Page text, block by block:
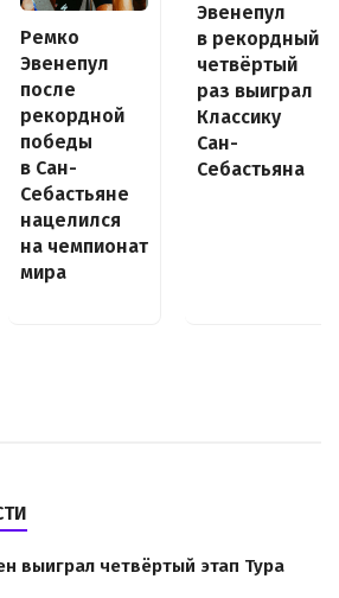
Ремко
Эвенепул
после
рекордной
победы
в Сан-
Себастьяне
нацелился
на чемпионат
мира
Эвенепул
в рекордный
четвёртый
раз выиграл
Классику
Сан-
Себастьяна
выиграл четвёртый этап Тура